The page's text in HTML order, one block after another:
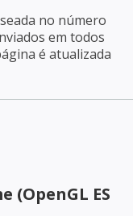
no número
em todos
é atualizada
(OpenGL ES